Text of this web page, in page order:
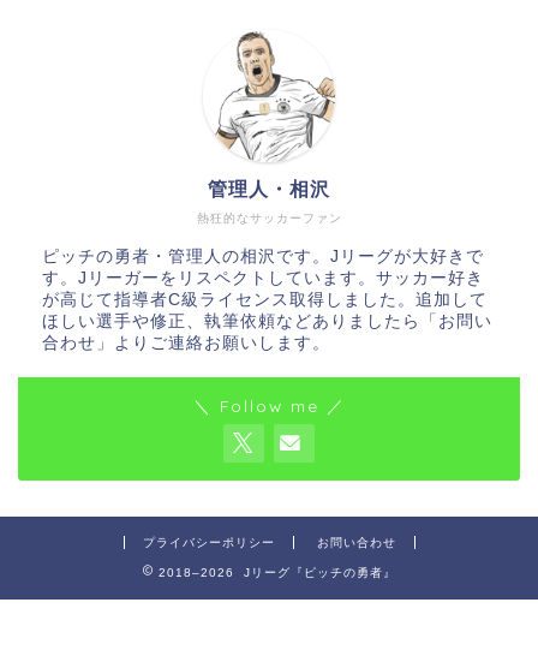
熱狂的なサッカーファン
管理人・相沢
ピッチの勇者・管理人の相沢です。Jリーグが大好きで
す。Jリーガーをリスペクトしています。サッカー好き
が高じて指導者C級ライセンス取得しました。追加して
ほしい選手や修正、執筆依頼などありましたら「お問い
合わせ」よりご連絡お願いします。
＼ Follow me ／
プライバシーポリシー お問い合わせ
2018–2026 Jリーグ『ピッチの勇者』